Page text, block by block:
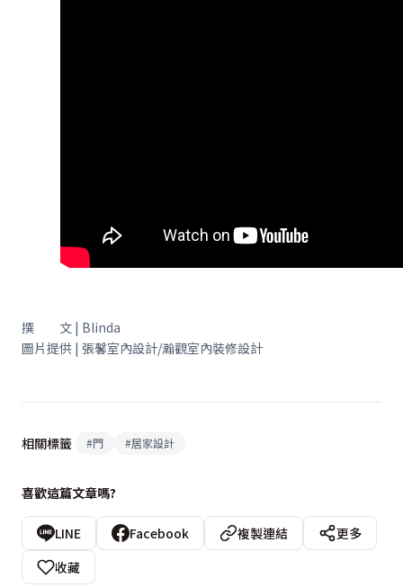
撰 文 | Blinda
圖片提供 | 張馨室內設計/瀚觀室內裝修設計
相關標籤 #門 #居家設計
喜歡這篇文章嗎?
LINE Facebook 複製連結
更多
收藏